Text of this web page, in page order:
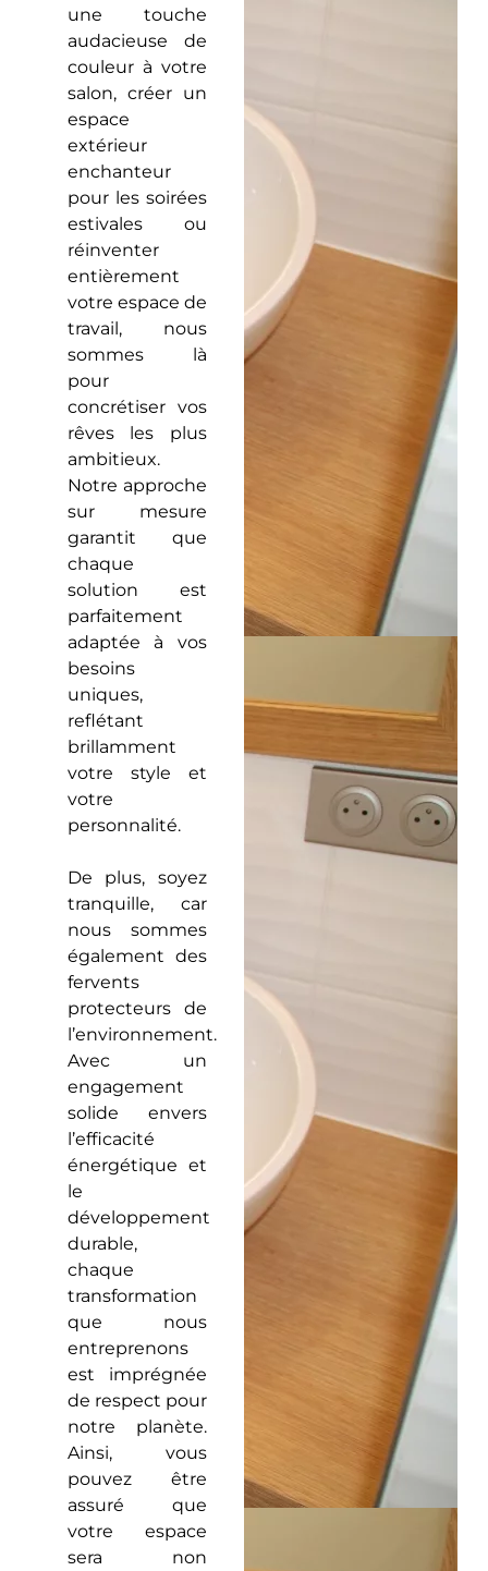
une touche
audacieuse de
couleur à votre
salon, créer un
espace
extérieur
enchanteur
pour les soirées
estivales ou
réinventer
entièrement
votre espace de
travail, nous
sommes là
pour
concrétiser vos
rêves les plus
ambitieux.
Notre approche
sur mesure
garantit que
chaque
solution est
parfaitement
adaptée à vos
besoins
uniques,
reflétant
brillamment
votre style et
votre
personnalité.
De plus, soyez
tranquille, car
nous sommes
également des
fervents
protecteurs de
l’environnement.
Avec un
engagement
solide envers
l’efficacité
énergétique et
le
développement
durable,
chaque
transformation
que nous
entreprenons
est imprégnée
de respect pour
notre planète.
Ainsi, vous
pouvez être
assuré que
votre espace
sera non